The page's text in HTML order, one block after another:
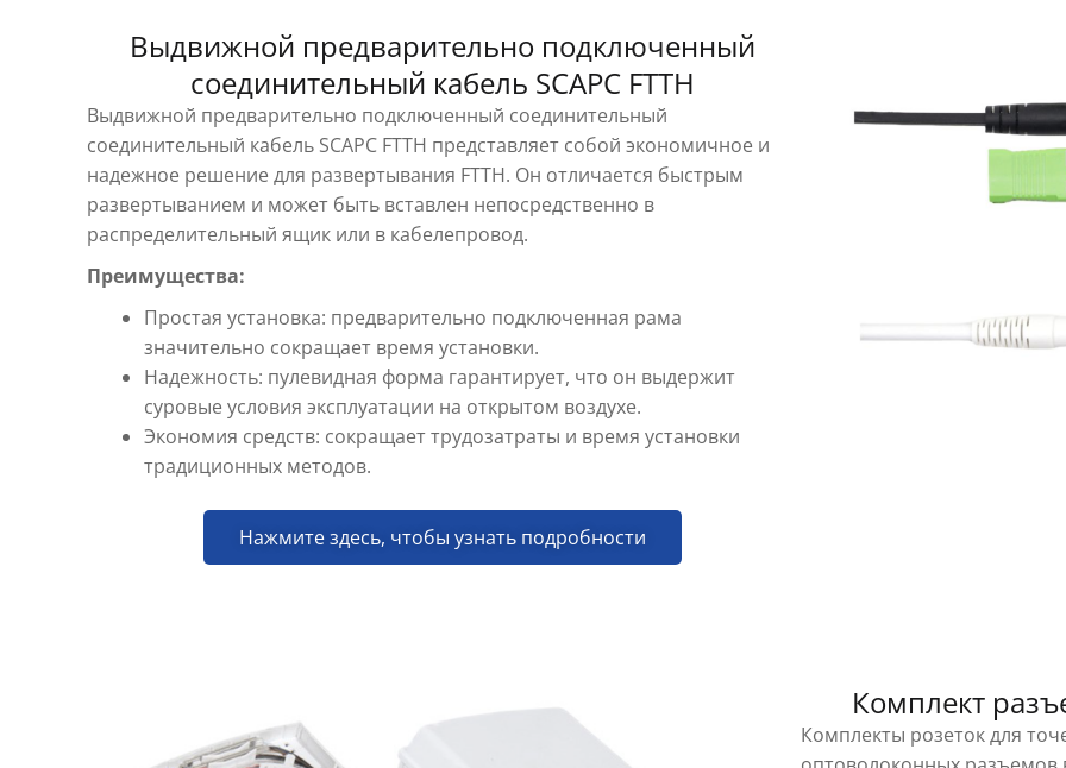
Выдвижной предварительно подключенный
соединительный кабель SCAPC FTTH
Выдвижной предварительно подключенный соединительный
соединительный кабель SCAPC FTTH представляет собой экономичное и
надежное решение для развертывания FTTH. Он отличается быстрым
развертыванием и может быть вставлен непосредственно в
распределительный ящик или в кабелепровод.
Преимущества:
Простая установка: предварительно подключенная рама
значительно сокращает время установки.
Надежность: пулевидная форма гарантирует, что он выдержит
суровые условия эксплуатации на открытом воздухе.
Экономия средств: сокращает трудозатраты и время установки
традиционных методов.
Нажмите здесь, чтобы узнать подробности
Комплект
Комплекты розеток для